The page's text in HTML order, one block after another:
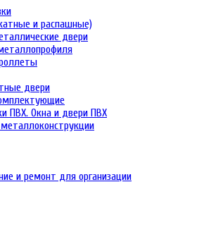
и распашные)
двери
двери
ПВХ. Окна и двери ПВХ
и ремонт для организации